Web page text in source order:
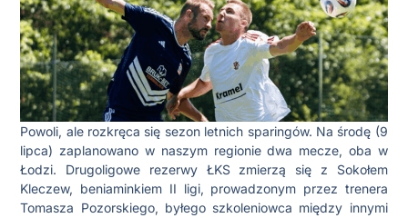
Powoli, ale rozkręca się sezon letnich sparingów. Na środę (9
lipca) zaplanowano w naszym regionie dwa mecze, oba w
Łodzi. Drugoligowe rezerwy ŁKS zmierzą się z Sokołem
Kleczew, beniaminkiem II ligi, prowadzonym przez trenera
Tomasza Pozorskiego, byłego szkoleniowca między innymi